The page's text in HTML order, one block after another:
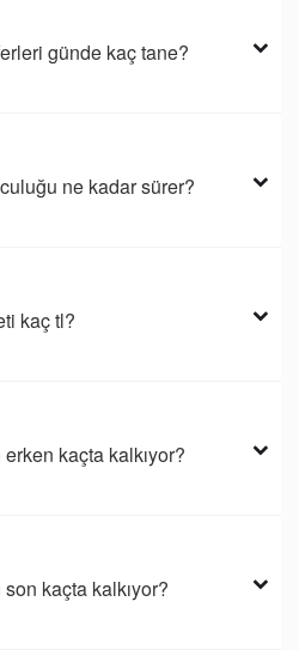
günde kaç tane?
ne kadar sürer?
kaç tl?
kaçta kalkıyor?
kaçta kalkıyor?